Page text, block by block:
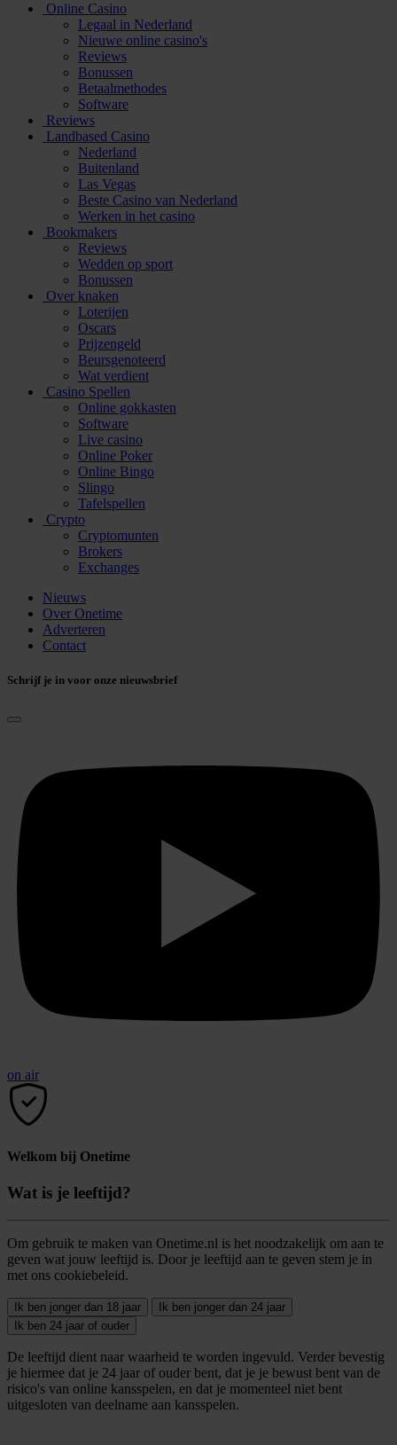
Online Casino
Legaal in Nederland
Nieuwe online casino's
Reviews
Bonussen
Betaalmethodes
Software
Reviews
Landbased Casino
Nederland
Buitenland
Las Vegas
Beste Casino van Nederland
Werken in het casino
Bookmakers
Reviews
Wedden op sport
Bonussen
Over knaken
Loterijen
Oscars
Prijzengeld
Beursgenoteerd
Wat verdient
Casino Spellen
Online gokkasten
Software
Live casino
Online Poker
Online Bingo
Slingo
Tafelspellen
Crypto
Cryptomunten
Brokers
Exchanges
Nieuws
Over Onetime
Adverteren
Contact
Schrijf je in voor onze nieuwsbrief
on air
Welkom bij Onetime
Wat is je leeftijd?
Om gebruik te maken van Onetime.nl is het noodzakelijk om aan te
geven wat jouw leeftijd is. Door je leeftijd aan te geven stem je in
met ons cookiebeleid.
Ik ben jonger dan 18 jaar
Ik ben jonger dan 24 jaar
Ik ben 24 jaar of ouder
De leeftijd dient naar waarheid te worden ingevuld. Verder bevestig
je hiermee dat je 24 jaar of ouder bent, dat je je bewust bent van de
risico's van online kansspelen, en dat je momenteel niet bent
uitgesloten van deelname aan kansspelen.